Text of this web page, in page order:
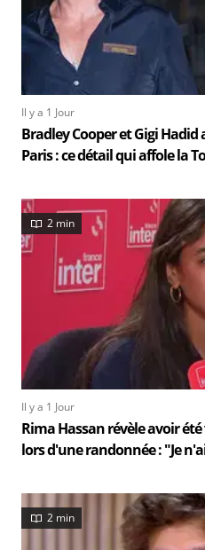
Il y a 1 Jour
Bradley Cooper et Gigi Hadid
Paris : ce détail qui affole la
2 min
Il y a 1 Jour
Rima Hassan révèle avoir
lors d'une randonnée : "Je
2 min